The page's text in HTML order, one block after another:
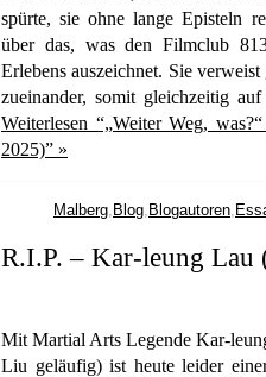
spürte, sie ohne lange Episteln
über das, was den Filmclub
Erlebens auszeichnet. Sie
zueinander, somit gleichzeitig
Weiterlesen “„Weiter Weg,
2025)” »
Malberg, Blog, Blogautoren,
R.I.P. – Kar-leung
Mit Martial Arts Legende Kar-
Liu geläufig) ist heute leider